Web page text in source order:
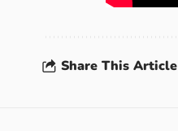
Share This Article